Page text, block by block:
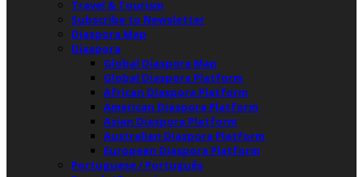
Travel & Tourism
Subscribe to Newsletter
Diaspora Map
Diaspora
Global Diaspora Map
Global Diaspora Platform
African Diaspora Platform
American Diaspora Platform
Asian Diaspora Platform
Australian Diaspora Platform
European Diaspora Platform
Portuguese / Português